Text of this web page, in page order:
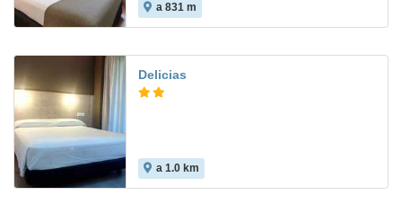
a 831 m
Delicias
a 1.0 km